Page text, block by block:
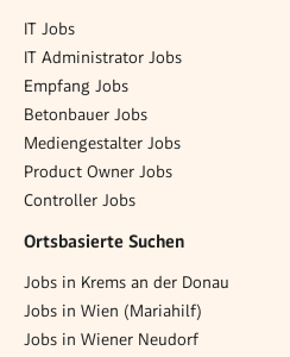
IT Jobs
IT Administrator Jobs
Empfang Jobs
Betonbauer Jobs
Mediengestalter Jobs
Product Owner Jobs
Controller Jobs
Ortsbasierte Suchen
Jobs in Krems an der Donau
Jobs in Wien (Mariahilf)
Jobs in Wiener Neudorf